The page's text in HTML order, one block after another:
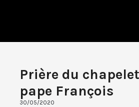
Prière du
pape François
30/05/2020